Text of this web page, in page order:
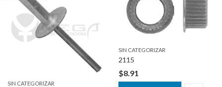
SIN CATEGORIZAR
SIN CATEGORIZAR
2115
$8.91